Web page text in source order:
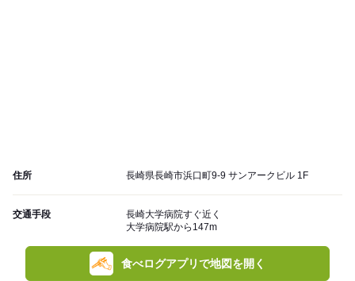
住所 長崎県長崎市浜口町9-9 サンアークビル 1F
交通手段
長崎大学病院すぐ近く
大学病院駅から147m
食べログアプリで地図を開く